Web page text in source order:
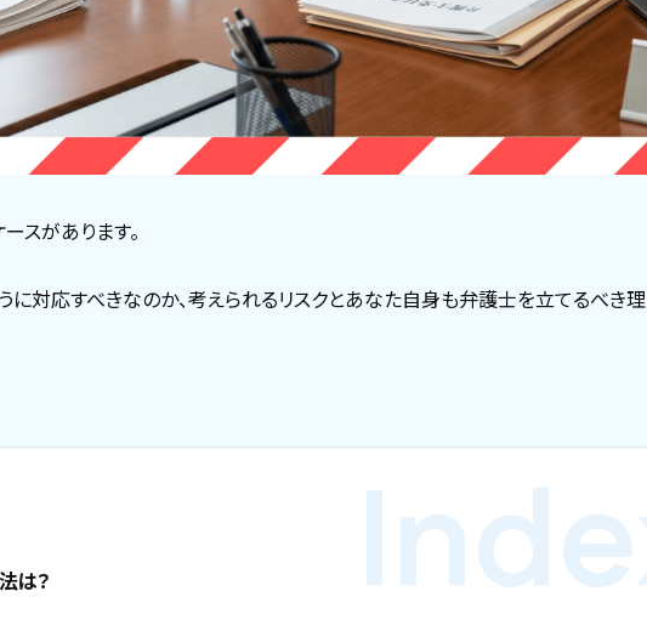
スがあります。
に対応すべきなのか、考えられるリスクとあなた自身も弁護士を立てるべき理
は？